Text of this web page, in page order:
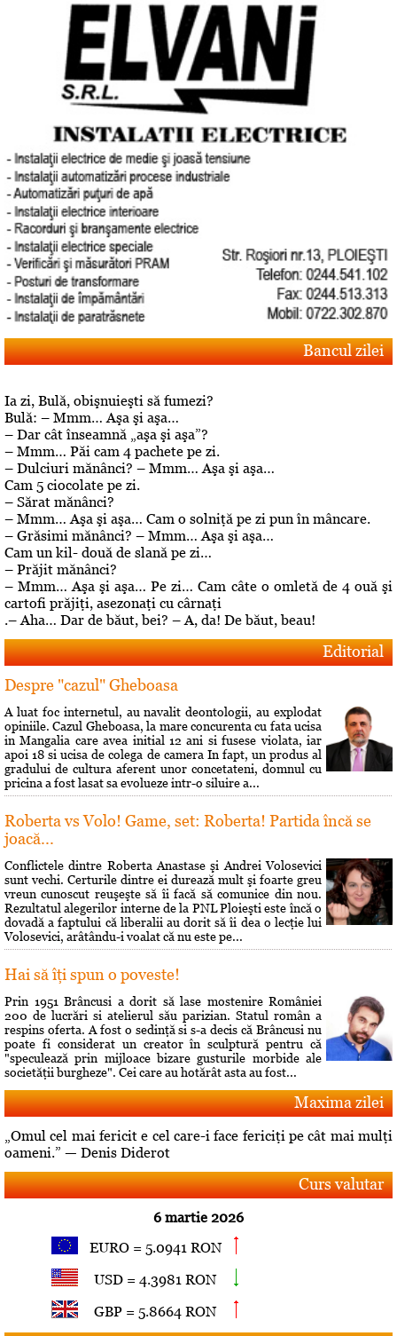
Bancul zilei
Ia zi, Bulă, obişnuieşti să fumezi?
Bulă: – Mmm… Aşa şi aşa…
– Dar cât înseamnă „aşa şi aşa”?
– Mmm… Păi cam 4 pachete pe zi.
– Dulciuri mănânci? – Mmm… Aşa şi aşa…
Cam 5 ciocolate pe zi.
– Sărat mănânci?
– Mmm… Aşa şi aşa… Cam o solniţă pe zi pun în mâncare.
– Grăsimi mănânci? – Mmm… Aşa şi aşa…
Cam un kil- două de slană pe zi…
– Prăjit mănânci?
– Mmm… Aşa şi aşa… Pe zi… Cam câte o omletă de 4 ouă şi
cartofi prăjiţi, asezonaţi cu cârnaţi
.– Aha… Dar de băut, bei? – A, da! De băut, beau!
Editorial
Despre "cazul" Gheboasa
A luat foc internetul, au navalit deontologii, au explodat
opiniile. Cazul Gheboasa, la mare concurenta cu fata ucisa
in Mangalia care avea initial 12 ani si fusese violata, iar
apoi 18 si ucisa de colega de camera In fapt, un produs al
gradului de cultura aferent unor concetateni, domnul cu
pricina a fost lasat sa evolueze intr-o siluire a...
Roberta vs Volo! Game, set: Roberta! Partida încă se
joacă...
Conflictele dintre Roberta Anastase şi Andrei Volosevici
sunt vechi. Certurile dintre ei durează mult şi foarte greu
vreun cunoscut reuşeşte să îi facă să comunice din nou.
Rezultatul alegerilor interne de la PNL Ploieşti este încă o
dovadă a faptului că liberalii au dorit să îi dea o lecţie lui
Volosevici, arâtându-i voalat că nu este pe...
Hai să îţi spun o poveste!
Prin 1951 Brâncusi a dorit să lase mostenire României
200 de lucrări si atelierul său parizian. Statul român a
respins oferta. A fost o sedinţă si s-a decis că Brâncusi nu
poate fi considerat un creator în sculptură pentru că
"speculează prin mijloace bizare gusturile morbide ale
societăţii burgheze". Cei care au hotărât asta au fost...
Maxima zilei
„Omul cel mai fericit e cel care-i face fericiţi pe cât mai mulţi
oameni.” — Denis Diderot
Curs valutar
6 martie 2026
EURO = 5.0941 RON
USD = 4.3981 RON
GBP = 5.8664 RON